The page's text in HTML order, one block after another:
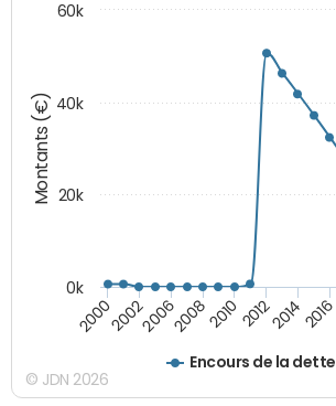
Montants (€)
Encours de la dette
20002002200620082010 201220142016
0k
20k
40k
60k
© JDN 2026